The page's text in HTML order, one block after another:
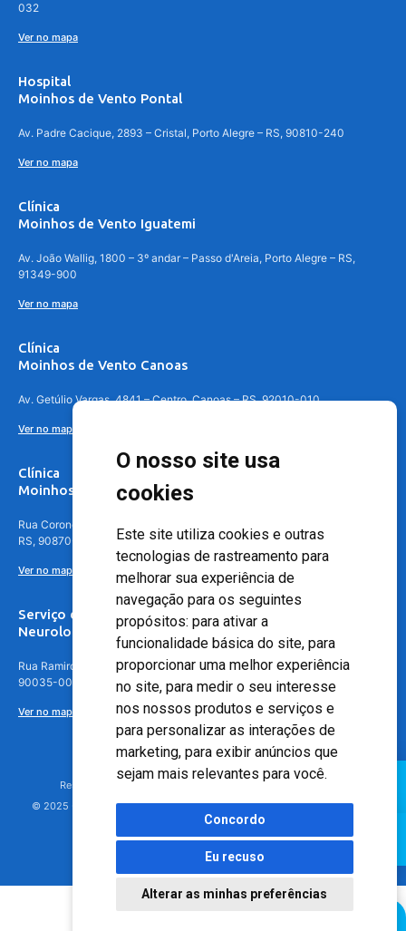
O nosso site usa
cookies
Este site utiliza cookies e outras
tecnologias de rastreamento para
melhorar sua experiência de
navegação para os seguintes
propósitos: para ativar a
funcionalidade básica do site, para
proporcionar uma melhor experiência
no site, para medir o seu interesse
nos nossos produtos e serviços e
para personalizar as interações de
marketing, para exibir anúncios que
sejam mais relevantes para você.
Concordo
Eu recuso
Alterar as minhas preferências
032
Ver no mapa
Hospital
Moinhos de Vento Pontal
Av. Padre Cacique, 2893 – Cristal, Porto Alegre – RS, 90810-240
Ver no mapa
Clínica
Moinhos de Vento Iguatemi
Av. João Wallig, 1800 – 3º andar – Passo d'Areia, Porto Alegre – RS,
91349-900
Ver no mapa
Clínica
Moinhos de Vento Canoas
Av. Getúlio Vargas, 4841 – Centro, Canoas – RS, 92010-010
Ver no mapa
Clínica
Moinhos de Vento - Teresópolis
Rua Coronel Aparício Borges, 250 - 3º andar - Teresópolis, Porto Alegre -
RS, 90870-016
Ver no mapa
Serviço de
Neurologia
Rua Ramiro Barcelos, 630 – 5º andar – Floresta, Porto Alegre – RS,
90035-001
Ver no mapa
Responsável Técnico: Dr. Luiz Antonio Nasi - CREMERS 11217
© 2025 - Hospital Moinhos de Vento - Registro Empresa (CRM-RS): 425